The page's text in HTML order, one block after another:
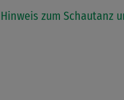
Hinweis zum Schautanz